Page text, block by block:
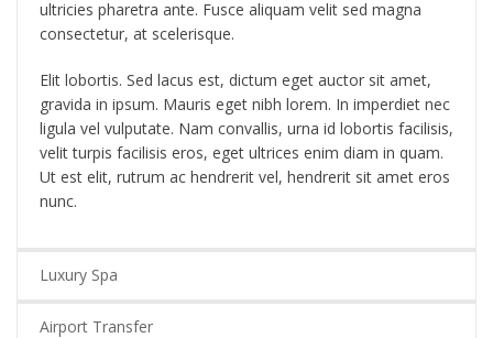
ultricies pharetra ante. Fusce aliquam velit sed magna
consectetur, at scelerisque.
Elit lobortis. Sed lacus est, dictum eget auctor sit amet,
gravida in ipsum. Mauris eget nibh lorem. In imperdiet nec
ligula vel vulputate. Nam convallis, urna id lobortis facilisis,
velit turpis facilisis eros, eget ultrices enim diam in quam.
Ut est elit, rutrum ac hendrerit vel, hendrerit sit amet eros
nunc.
Luxury Spa
Airport Transfer